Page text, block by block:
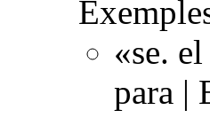
«se.
para |